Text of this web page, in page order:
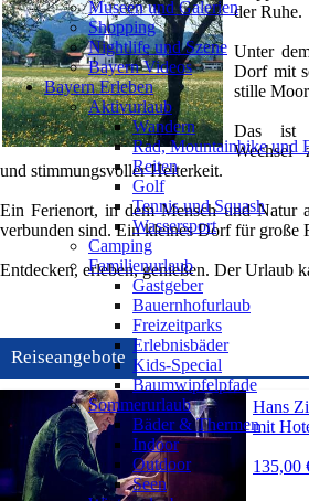
der Ruhe.
Unter
Dorf mit
stille
Das ist
Wechsel
und stimmungsvoller Heiterkeit.
Ein Ferienort, in dem Mensch und Natur
verbunden sind. Ein kleines Dorf für große
Entdecken, erleben, genießen. Der Urlaub
Reiseangebote
Hans
mit
135,00
Museen und Galerien
Shopping
Nightlife und Szene
Bayern Videos
Bayern Erleben
Aktivurlaub
Wandern
Rad, Mountainbike und
Reiten
Golf
Tennis und Squash
Wassersport
Camping
Familienurlaub
Gastgeber
Bauernhofurlaub
Freizeitparks
Erlebnisbäder
Kids-Special
Baumwipfelpfade
Sommerurlaub
Bäder & Thermen
Indoor
Outdoor
Seen